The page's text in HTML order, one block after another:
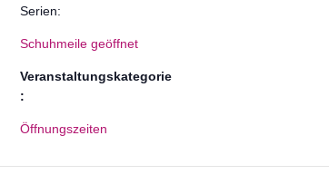
Serien:
Schuhmeile geöffnet
Veranstaltungskategorie
:
Öffnungszeiten